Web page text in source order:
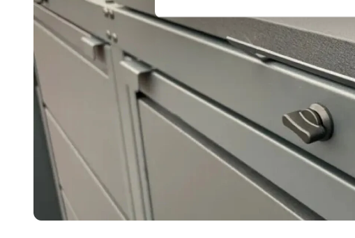
Mit der Anmeldung zum Newsletter
jederzeit möglich.
This site is protected by reCAPTCHA and the
Mit der Anmeldung zum Newsletter
This site is protected by reCAPTCHA and the Google